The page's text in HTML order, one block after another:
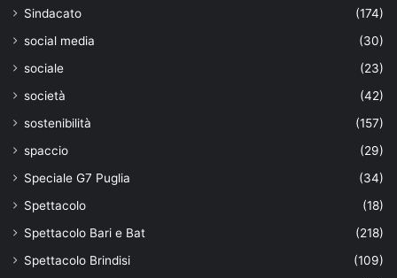
Sindacato
(174)
social media
(30)
sociale
(23)
società
(42)
sostenibilità
(157)
spaccio
(29)
Speciale G7 Puglia
(34)
Spettacolo
(18)
Spettacolo Bari e Bat
(218)
Spettacolo Brindisi
(109)